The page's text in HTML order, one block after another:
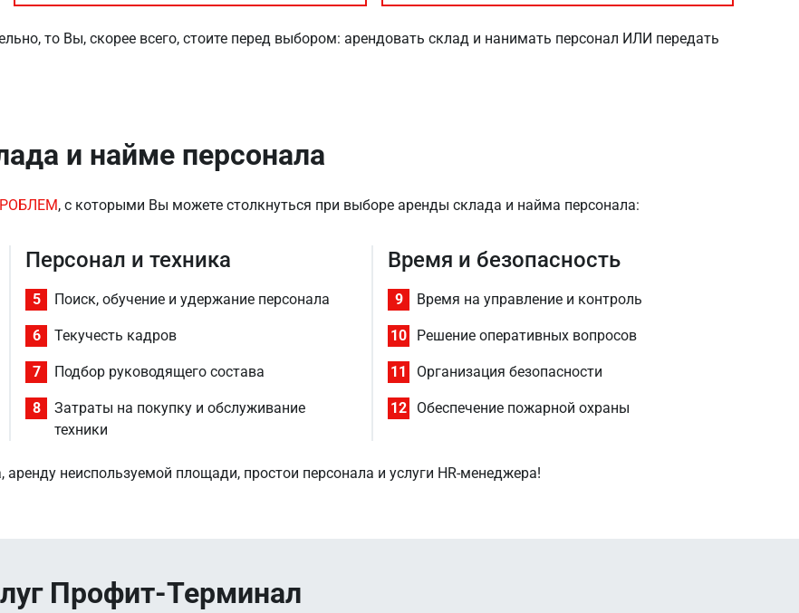
то Вы, скорее всего, стоите перед выбором: арендовать склад и нанимать персонал ИЛИ передать
и найме персонала
, с которыми Вы можете столкнуться при выборе аренды склада и найма персонала:
Персонал и техника
5 Поиск, обучение и удержание персонала
6 Текучесть кадров
7 Подбор руководящего состава
8
Затраты на покупку и обслуживание
техники
Время и безопасность
9 Время на управление и контроль
10 Решение оперативных вопросов
11 Организация безопасности
12 Обеспечение пожарной охраны
аренду неиспользуемой площади, простои персонала и услуги HR-менеджера!
Профит-Терминал